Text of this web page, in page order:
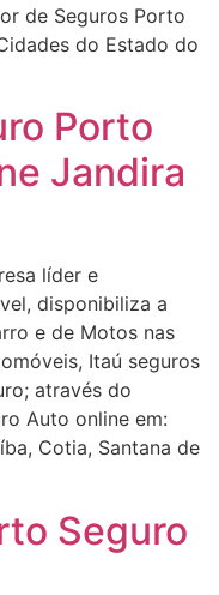
de Seguros Porto
do Estado do
Porto
Jandira
líder e
disponibiliza a
e de Motos nas
Itaú seguros
através do
Auto online em:
Cotia, Santana de
Seguro